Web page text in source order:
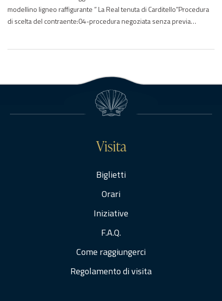
modellino ligneo raffigurante ” La Real tenuta di Carditello”Procedura
di scelta del contraente:04-procedura negoziata senza previa
01382630471 – ITAndreozzi Maurizio – ITAnna Arcudi P.I….
Visita
Biglietti
Orari
Iniziative
F.A.Q.
Come raggiungerci
Regolamento di visita